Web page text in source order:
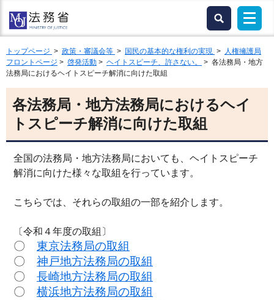
トップページ > 政策・審議会等 > 国民の基本的な権利の実現 > 人権擁護局
フロントページ > 啓発活動 > ヘイトスピーチ、許さない。
> 各法務局・地方
法務局におけるヘイトスピーチ解消に向けた取組
各法務局・地方法務局におけるヘイ
トスピーチ解消に向けた取組
全国の法務局・地方法務局においても、ヘイトスピーチ
解消に向けた様々な取組を行っています。
こちらでは、それらの取組の一部を紹介します。
〔令和４年度の取組〕
〇 東京法務局の取組
〇 神戸地方法務局の取組
〇 長崎地方法務局の取組
〇 横浜地方法務局の取組